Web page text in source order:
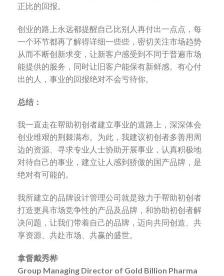
正比的回报。
创业的路上永远都提醒自己比别人再付出一点点，每
一个环节都再了解得详细一些些，密切关注市场趋势
从而不断创新求变，让新客户感受到不同于普遍市场
能提供的服务，同时让旧客户能保有新鲜感。有心付
出的人，事业的回报绝对不会亏待你。
总结：
我一直走在帮助初创者建立事业的道路上，深深体会
创业维艰的荆棘满布。为此，我建议初创者多善用周
边的资源、寻求专业人士协助开展事业，认真积极地
对待自己的事业，建立让人感到骄傲的国产品牌，是
绝对有可能的。
我所建立的品牌设计管理公司就是致力于帮助初创者
打造更具市场竞争性的产品及品牌，和协助初创者解
决问题，让我们带着自己的品牌，迈向共同创造、共
享资源、共赴市场、共赢的盛世。
拿督戴秀桦
Group Managing Director of Gold Billion Pharma